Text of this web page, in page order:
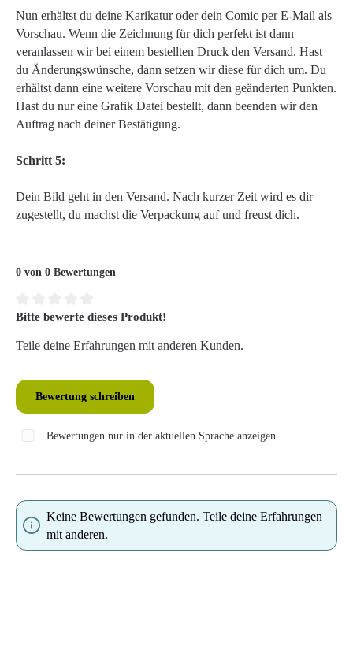
Nun erhältst du deine Karikatur oder dein Comic per E-Mail als
Vorschau. Wenn die Zeichnung für dich perfekt ist dann
veranlassen wir bei einem bestellten Druck den Versand. Hast
du Änderungswünsche, dann setzen wir diese für dich um. Du
erhältst dann eine weitere Vorschau mit den geänderten Punkten.
Hast du nur eine Grafik Datei bestellt, dann beenden wir den
Auftrag nach deiner Bestätigung.
Schritt 5:
Dein Bild geht in den Versand. Nach kurzer Zeit wird es dir
zugestellt, du machst die Verpackung auf und freust dich.
0 von 0 Bewertungen
Durchschnittliche Bewertung von 0 von 5 Sternen
Bitte bewerte dieses Produkt!
Teile deine Erfahrungen mit anderen Kunden.
Bewertung schreiben
Bewertungen nur in der aktuellen Sprache anzeigen.
Keine Bewertungen gefunden. Teile deine Erfahrungen
mit anderen.